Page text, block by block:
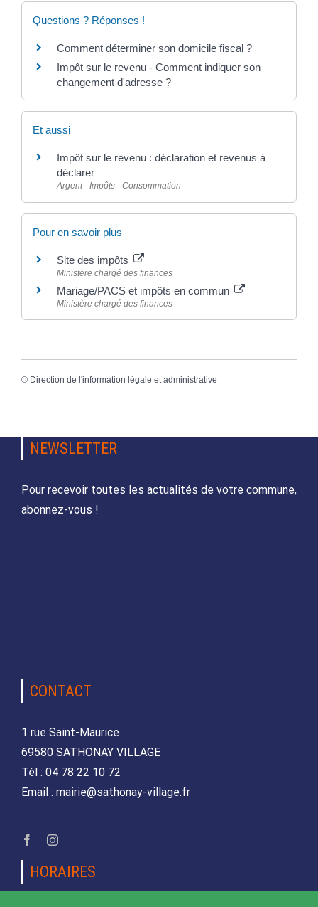
Questions ? Réponses !
Comment déterminer son domicile fiscal ?
Impôt sur le revenu - Comment indiquer son
changement d'adresse ?
Et aussi
Impôt sur le revenu : déclaration et revenus à
déclarer
Argent - Impôts - Consommation
Pour en savoir plus
Site des impôts
Ministère chargé des finances
Mariage/PACS et impôts en commun
Ministère chargé des finances
© Direction de l'information légale et administrative
NEWSLETTER
Pour recevoir toutes les actualités de votre commune,
abonnez-vous !
CONTACT
1 rue Saint-Maurice
69580 SATHONAY VILLAGE
Tèl : 04 78 22 10 72
Email : mairie@sathonay-village.fr
HORAIRES